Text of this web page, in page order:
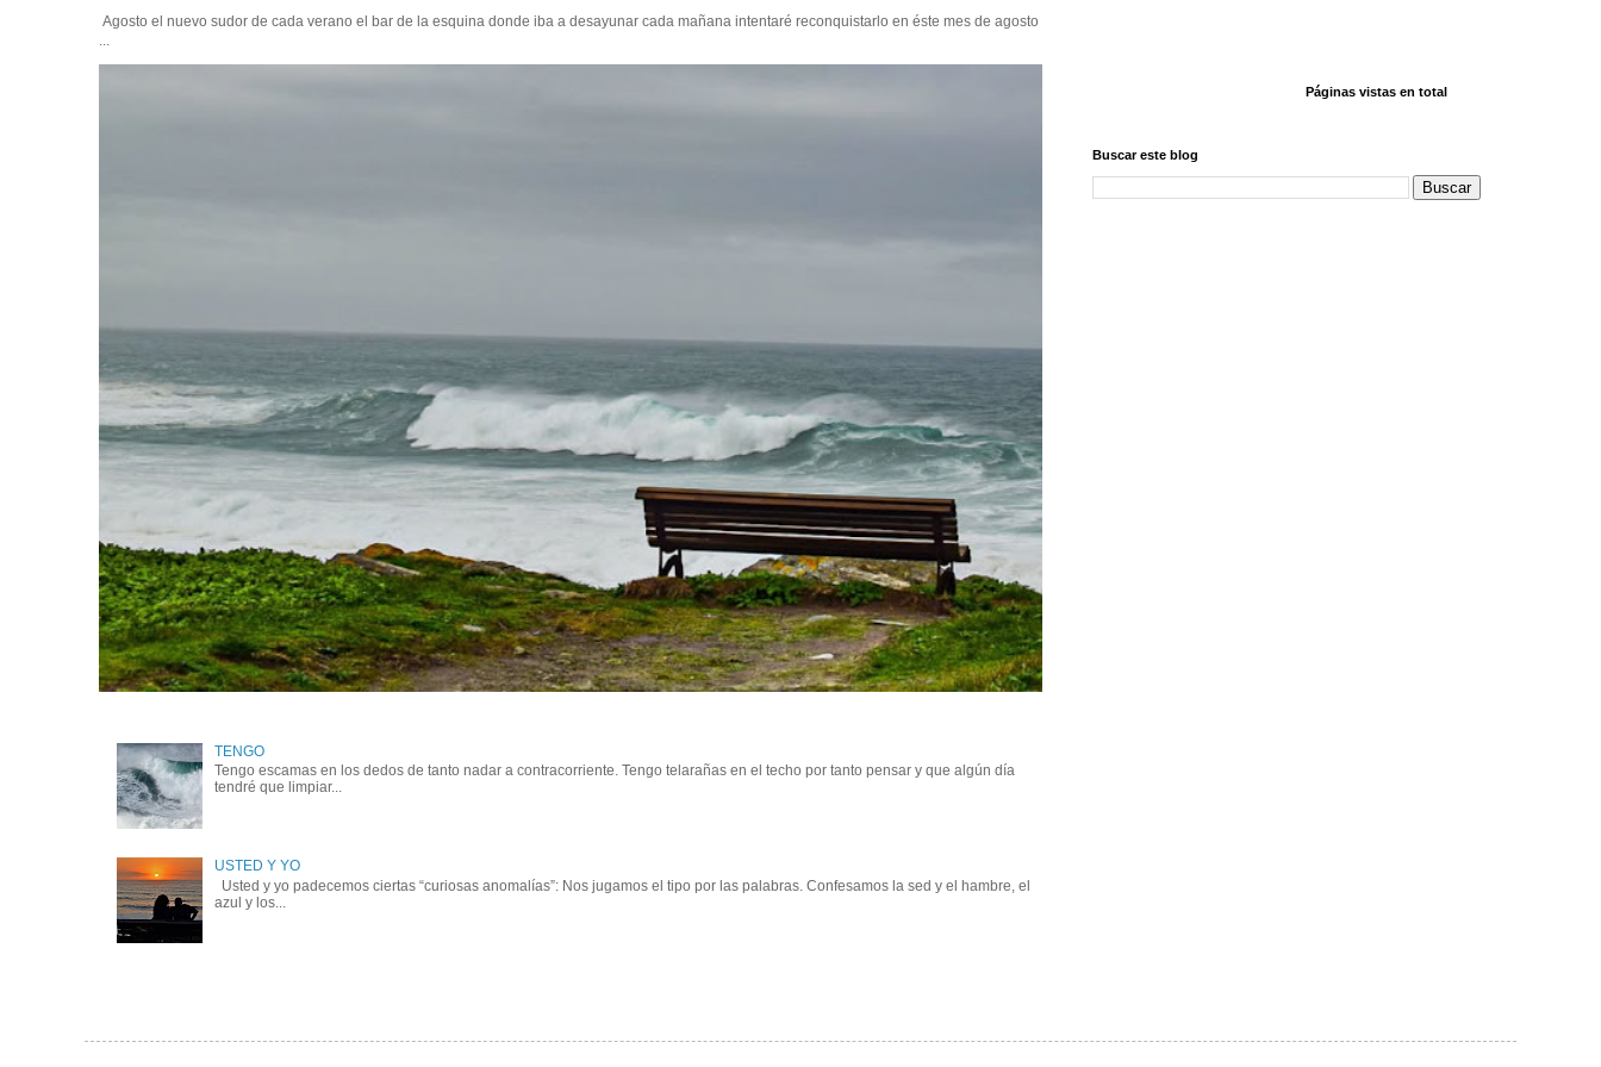
Agosto el nuevo sudor de cada verano el bar de la esquina donde iba a desayunar cada mañana intentaré reconquistarlo en éste mes de agosto
...
TENGO
Tengo escamas en los dedos de tanto nadar a contracorriente. Tengo telarañas en el techo por tanto pensar y que algún día
tendré que limpiar...
USTED Y YO
Usted y yo padecemos ciertas “curiosas anomalías”: Nos jugamos el tipo por las palabras. Confesamos la sed y el hambre, el
azul y los...
Páginas vistas en total
Buscar este blog